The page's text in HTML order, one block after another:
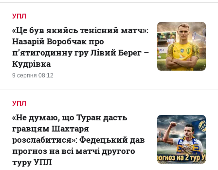
УПЛ
9 серпня 08:12
«Це був якийсь тенісний матч»:
Назарій Воробчак про
п’ятигодинну гру Лівий Берег –
Кудрівка
УПЛ
«Не думаю, що Туран дасть
гравцям Шахтаря
розслабитися»: Федецький дав
прогноз на всі матчі другого
туру УПЛ